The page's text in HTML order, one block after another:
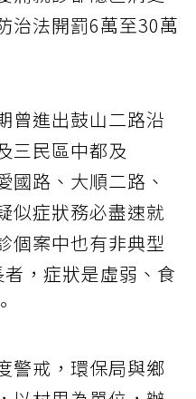
治法開罰6萬至30萬
曾進出鼓山二路沿
三民區中都及
國路、大順二路、
似症狀務必盡速就
個案中也有非典型
，症狀是虛弱、食
警戒，環保局與鄉